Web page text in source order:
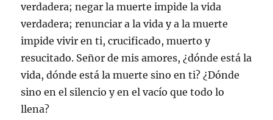
verdadera; negar la muerte impide la vida
verdadera; renunciar a la vida y a la muerte
impide vivir en ti, crucificado, muerto y
resucitado. Señor de mis amores, ¿dónde está la
vida, dónde está la muerte sino en ti? ¿Dónde
sino en el silencio y en el vacío que todo lo
llena?